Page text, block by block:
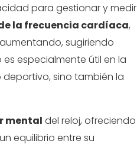
para gestionar y medir
la frecuencia cardíaca,
sugiriendo
especialmente útil en la
sino también la
mental del reloj, ofreciendo
equilibrio entre su